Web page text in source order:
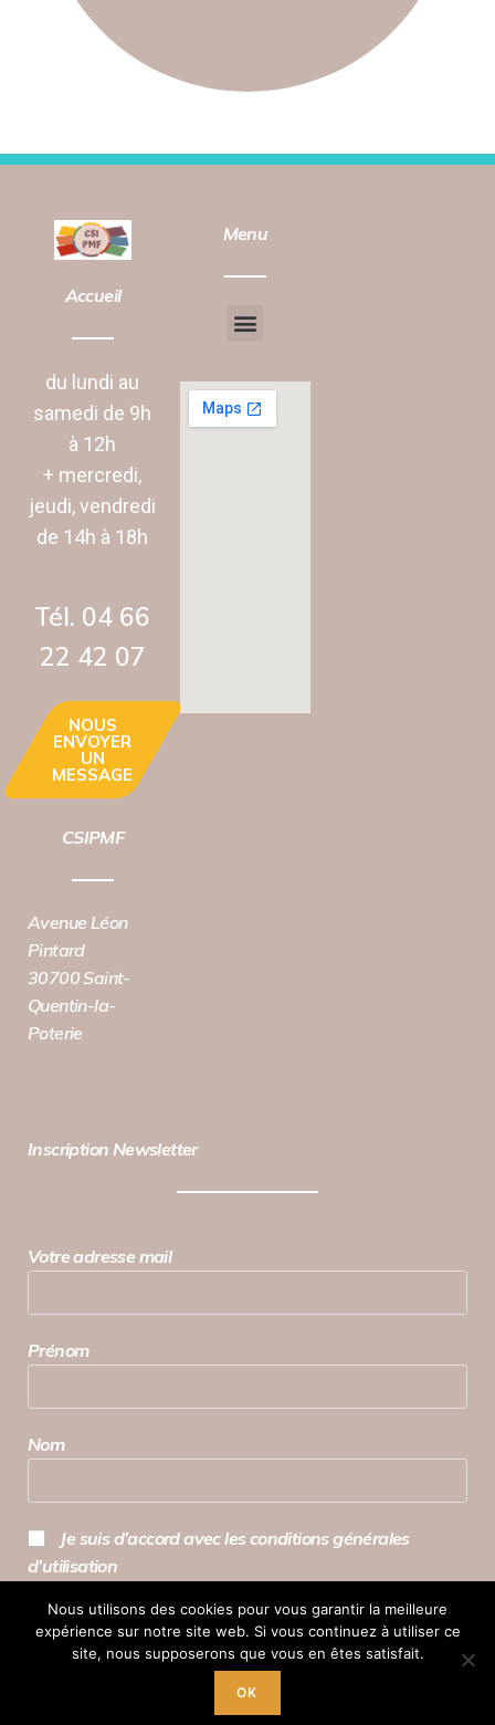
Accueil
du lundi au
samedi de 9h
à 12h
+ mercredi,
jeudi, vendredi
de 14h à 18h
Tél. 04 66
22 42 07‬
NOUS
ENVOYER
UN
MESSAGE
CSIPMF
Avenue Léon
Pintard
30700 Saint-
Quentin-la-
Poterie
Menu
Inscription Newsletter
Votre adresse mail
Prénom
Nom
Je suis d’accord avec les conditions générales
d’utilisation
Nous utilisons des cookies pour vous garantir la meilleure
expérience sur notre site web. Si vous continuez à utiliser ce
site, nous supposerons que vous en êtes satisfait.
OK